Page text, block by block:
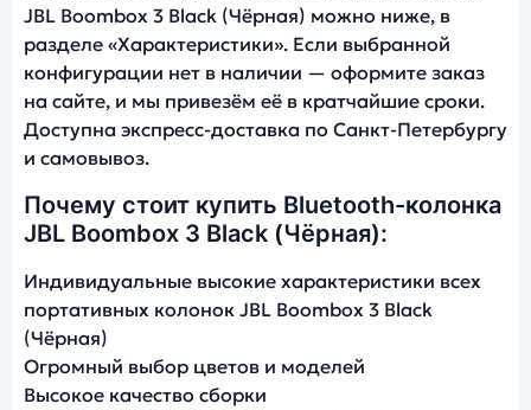
JBL Boombox 3 Black (Чёрная) можно ниже, в
разделе «Характеристики». Если выбранной
конфигурации нет в наличии — оформите заказ
на сайте, и мы привезём её в кратчайшие сроки.
Доступна экспресс-доставка по Санкт-Петербургу
и самовывоз.
Почему стоит купить Bluetooth-колонка
JBL Boombox 3 Black (Чёрная):
Индивидуальные высокие характеристики всех
портативных колонок JBL Boombox 3 Black
(Чёрная)
Огромный выбор цветов и моделей
Высокое качество сборки